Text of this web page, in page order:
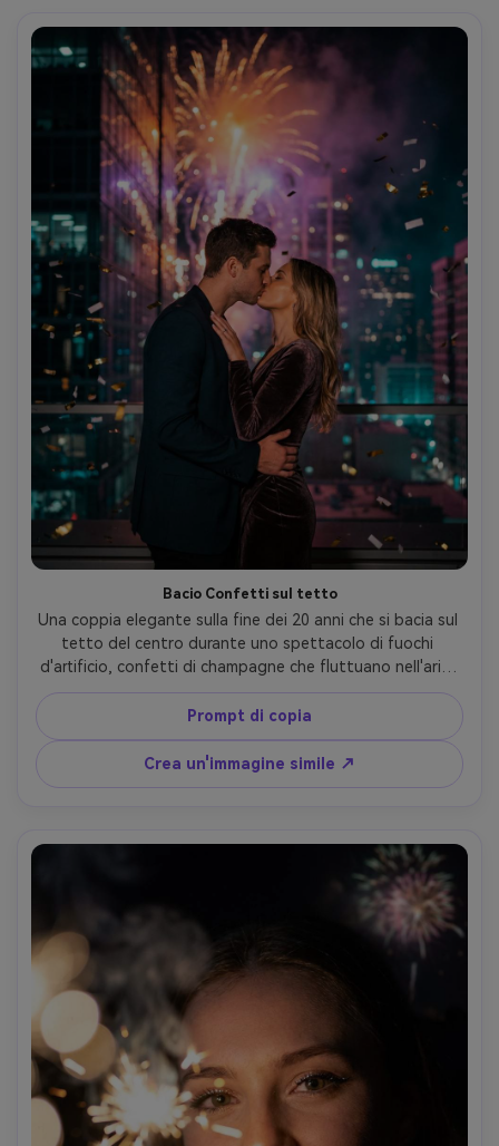
Bacio Confetti sul tetto
Una coppia elegante sulla fine dei 20 anni che si bacia sul
tetto del centro durante uno spettacolo di fuochi
d'artificio, confetti di champagne che fluttuano nell'aria,
skyline della città dietro di loro, fuochi d'artificio colorati
esplosi riflessi nei vicini edifici di vetro, calda luce del
bordo sui capelli e sulle spalle, girato su Sony A7IV, 85mm
f/1.4, profondità di campo bassa, cornice a mezzo corpo,
cinematografico verde azzurro e magenta grado di
Prompt di copia
Crea un'immagine simile ↗